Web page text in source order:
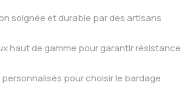
soignée et durable par des artisans
haut de gamme pour garantir résistance
pour choisir le bardage